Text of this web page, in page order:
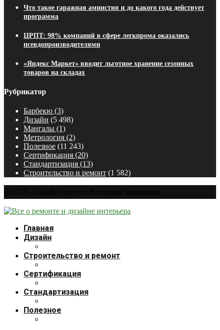
Что такое гаражная амнистия и до какого года действует
программа
ЦРПТ: 98% компаний в сфере легкпрома оказались
псевдопроизводителями
«Яндекс Маркет» вводит льготное хранение сезонных
товаров на складах
Рубрикатор
Барбекю (3)
Дизайн (5 498)
Мангалы (1)
Метрология (2)
Полезное (11 243)
Сертификация (20)
Стандартизация (13)
Строительство и ремонт (1 582)
Главная
Дизайн
Строительство и ремонт
Сертификация
Стандартизация
Полезное